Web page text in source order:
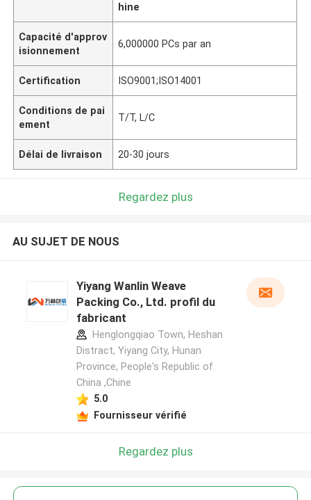
hine
Capacité d'approv
isionnement
6,000000 PCs par an
Certification ISO9001;ISO14001
Conditions de pai
ement
T/T, L/C
Délai de livraison 20-30 jours
Regardez plus
AU SUJET DE NOUS
Yiyang Wanlin Weave
Packing Co., Ltd. profil du
fabricant
Henglongqiao Town, Heshan
Distract, Yiyang City, Hunan
Province, People's Republic of
China ,Chine
5.0
Fournisseur vérifié
Regardez plus